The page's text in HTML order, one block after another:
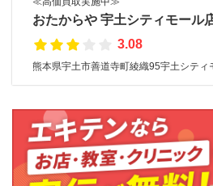
おたからや 宇土シティモール
3.08
熊本県宇土市善道寺町綾織95宇土シティ